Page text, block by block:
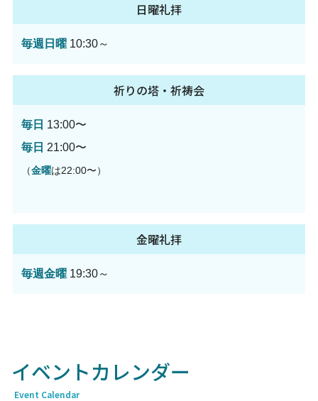
日曜礼拝
毎週日曜10:30～
祈りの塔・祈祷会
毎日 13:00〜
毎日 21:00〜
（金曜は22:00〜）
金曜礼拝
毎週金曜19:30～
イベントカレンダー
Event Calendar